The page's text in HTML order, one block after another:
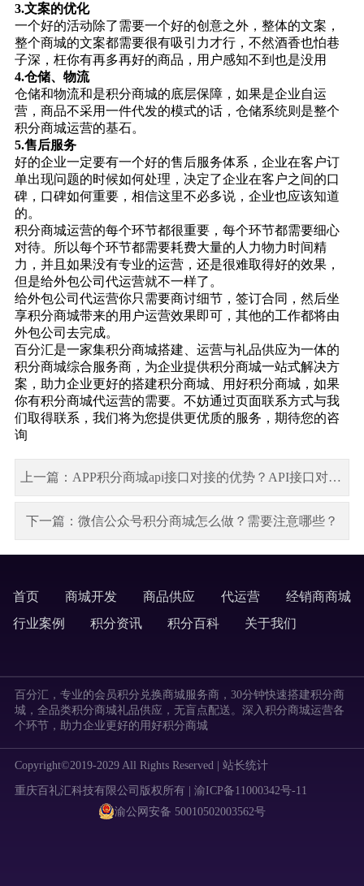
3.文案的优化
一个好的活动除了需要一个好的创意之外，整体的文案，
整个商城的文案都需要很有吸引力才行，不然酒香也怕巷
子深，枉你有再多再好的商品，用户感知不到也是没用
4.仓储、物流
仓储和物流和是积分商城的底层保障，如果是企业自运
营，商品不采用一件代发的模式的话，仓储系统则是整个
积分商城运营的基石。
5.售后服务
好的企业一定要有一个好的售后服务体系，企业在客户订
单出现问题的时候如何处理，决定了企业在客户之间的口
碑，口碑如何重要，相信这里不必多说，企业也应该知道
的。
积分商城运营的每个环节都很重要，每个环节都需要细心
对待。所以每个环节都需要耗费大量的人力物力时间精
力，并且如果没有专业的运营，还是很难取得好的效果，
但是给外包公司代运营就不一样了。
给外包公司代运营你只需要商讨细节，签订合同，然后坐
享积分商城带来的用户运营效果即可，其他的工作都将由
外包公司去完成。
百分汇是一家集积分商城搭建 、运营与礼品供应为一体的
积分商城综合服务商，为企业提供积分商城一站式解决方
案，助力企业更好的搭建积分商城、用好积分商城，如果
你有积分商城代运营的需要。不妨通过页面联系方式与我
们取得联系，我们将为您提供更优质的服务，期待您的咨
询
上一篇：APP积分商城api接口对接的优势？API接口对接的积分商城供应链如何选择
下一篇：微信公众号积分商城怎么做？需要注意哪些？
首页 商城开发 商品供应 代运营
经销商商城
行业案例
积分资讯 积分百科 关于我们
百分汇，专业的会员积分兑换商城服务商，30分钟快速搭建积分商
城，全品类积分商城礼品供应，无盲点配送。深入积分商城运营各
个环节，助力企业更好的用好积分商城
Copyright©2019-2029 All Rights Reserved | 站长统计
重庆百礼汇科技有限公司版权所有 | 渝ICP备11000342号-11
渝公网安备 50010502003562号